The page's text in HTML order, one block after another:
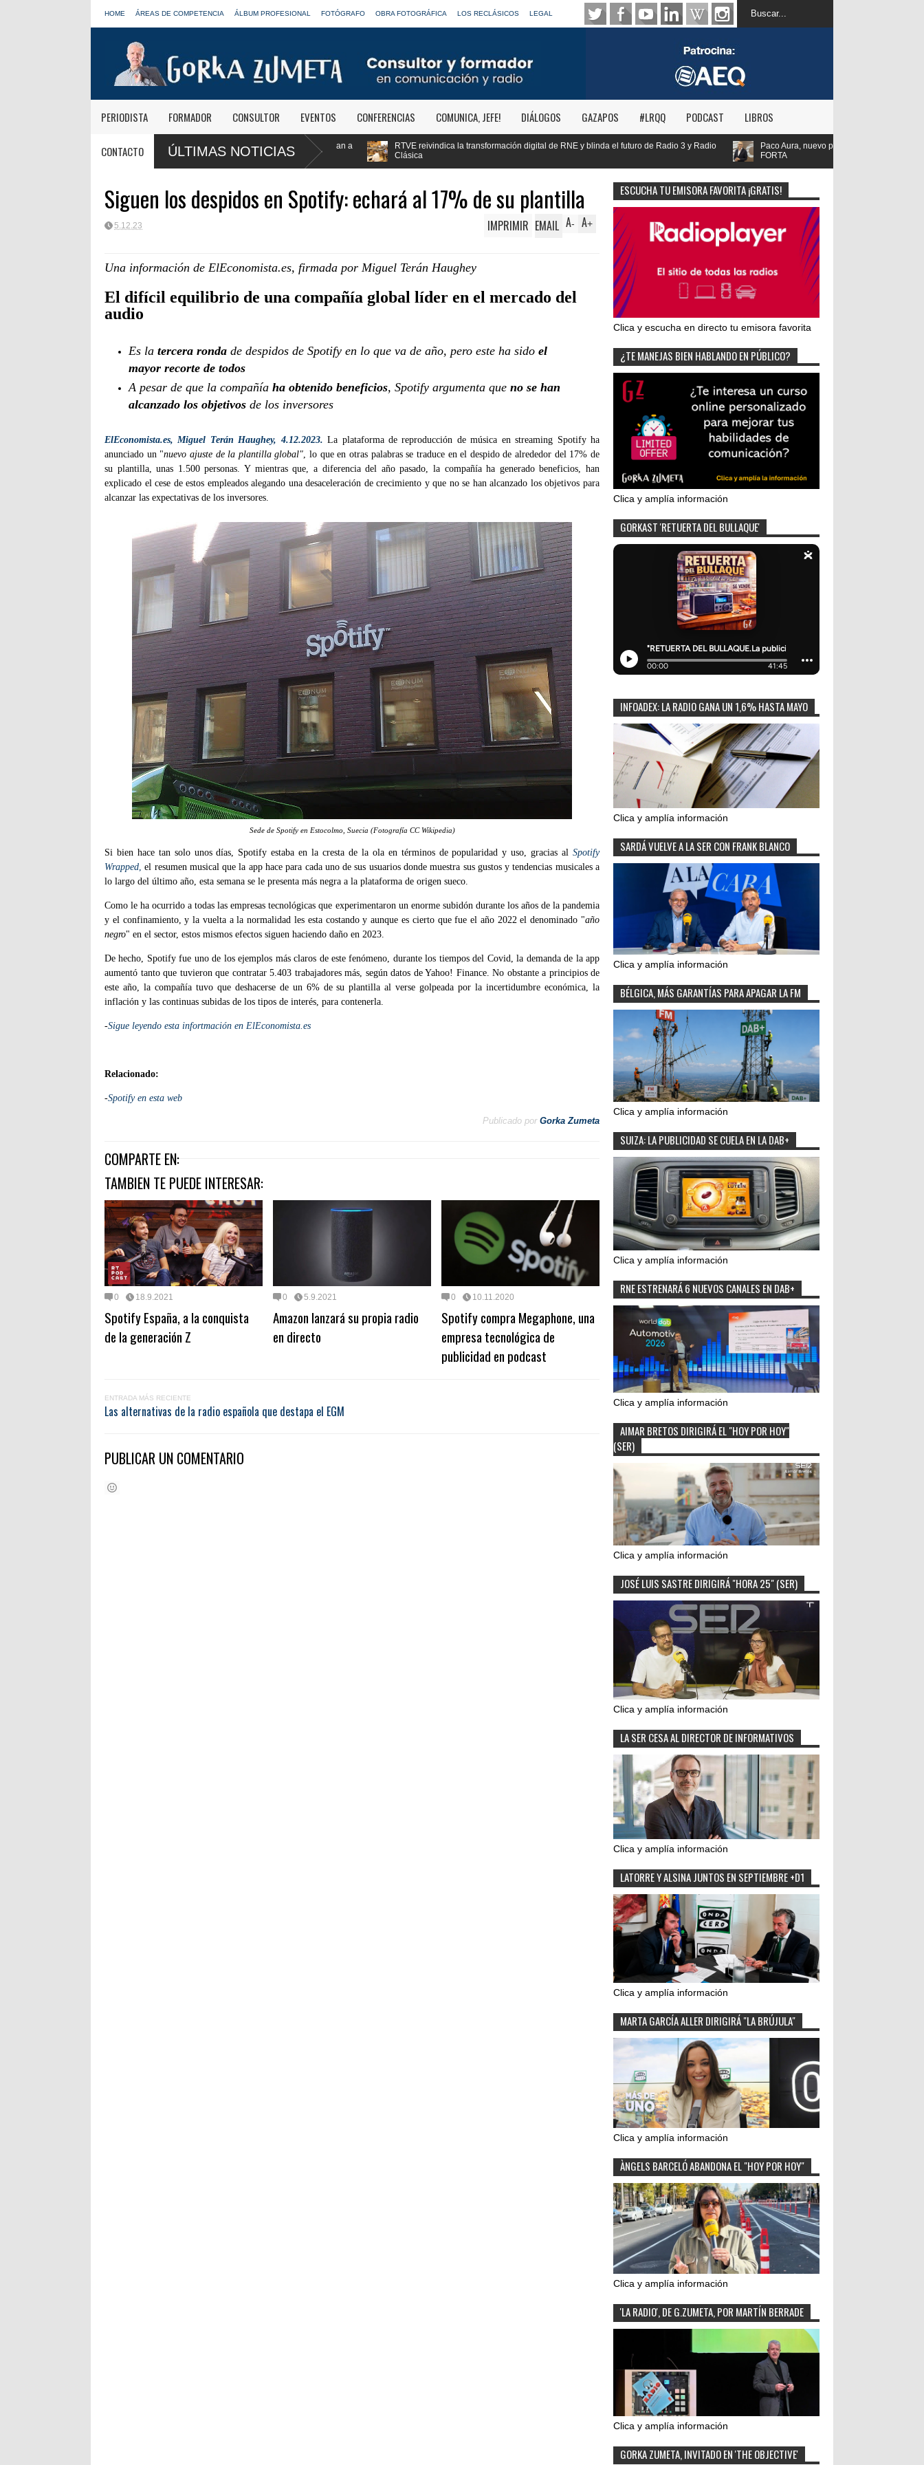
HOME ÁREAS DE COMPETENCIA ÁLBUM PROFESIONAL FOTÓGRAFO OBRA FOTOGRÁFICA LOS RECLÁSICOS LEGAL
PERIODISTA FORMADOR CONSULTOR EVENTOS CONFERENCIAS COMUNICA, JEFE! DIÁLOGOS GAZAPOS #LRQQ PODCAST LIBROS
CONTACTO ÚLTIMAS NOTICIAS
Ortega, Yolanda Valencia y Frank Blanco regresan a
RTVE reivindica la transformación digital de RNE y blinda el futuro de Radio 3 y Radio
Clásica
Paco Aura, nuevo presidente de
Siguen los despidos en Spotify: echará al 17% de su plantilla
5.12.23 A+
A-
IMPRIMIR EMAIL
Una información de ElEconomista.es, firmada por Miguel Terán Haughey
El difícil equilibrio de una compañía global líder en el mercado del
audio
Es la tercera ronda de despidos de Spotify en lo que va de año, pero este ha sido el
mayor recorte de todos
A pesar de que la compañía ha obtenido beneficios, Spotify argumenta que no se han
alcanzado los objetivos de los inversores
ElEconomista.es,Miguel Terán Haughey, 4.12.2023. La plataforma de reproducción de música en streaming Spotify ha
anunciado un "nuevo ajuste de la plantilla global", lo que en otras palabras se traduce en el despido de alrededor del 17% de
su plantilla, unas 1.500 personas. Y mientras que, a diferencia del año pasado, la compañía ha generado beneficios, han
explicado el cese de estos empleados alegando una desaceleración de crecimiento y que no se han alcanzado los objetivos para
alcanzar las expectativas de los inversores.
Sede de Spotify en Estocolmo, Suecia (Fotografía CC Wikipedia)
Si bien hace tan solo unos días, Spotify estaba en la cresta de la ola en términos de popularidad y uso, gracias al Spotify
Wrapped, el resumen musical que la app hace para cada uno de sus usuarios donde muestra sus gustos y tendencias musicales a
lo largo del último año, esta semana se le presenta más negra a la plataforma de origen sueco.
Como le ha ocurrido a todas las empresas tecnológicas que experimentaron un enorme subidón durante los años de la pandemia
y el confinamiento, y la vuelta a la normalidad les esta costando y aunque es cierto que fue el año 2022 el denominado "año
negro" en el sector, estos mismos efectos siguen haciendo daño en 2023.
De hecho, Spotify fue uno de los ejemplos más claros de este fenómeno, durante los tiempos del Covid, la demanda de la app
aumentó tanto que tuvieron que contratar 5.403 trabajadores más, según datos de Yahoo! Finance. No obstante a principios de
este año, la compañía tuvo que deshacerse de un 6% de su plantilla al verse golpeada por la incertidumbre económica, la
inflación y las continuas subidas de los tipos de interés, para contenerla.
-Sigue leyendo esta infortmación en ElEconomista.es
Relacionado:
-Spotify en esta web
Publicado por Gorka Zumeta
COMPARTE EN:
TAMBIEN TE PUEDE INTERESAR:
0 18.9.2021
Spotify España, a la conquista
de la generación Z
0 5.9.2021
Amazon lanzará su propia radio
en directo
0 10.11.2020
Spotify compra Megaphone, una
empresa tecnológica de
publicidad en podcast
ENTRADA MÁS RECIENTE
Las alternativas de la radio española que destapa el EGM
PUBLICAR UN COMENTARIO
ESCUCHA TU EMISORA FAVORITA ¡GRATIS!
Clica y escucha en directo tu emisora favorita
¿TE MANEJAS BIEN HABLANDO EN PÚBLICO?
Clica y amplía información
GORKAST 'RETUERTA DEL BULLAQUE'
INFOADEX: LA RADIO GANA UN 1,6% HASTA MAYO
Clica y amplía información
SARDÁ VUELVE A LA SER CON FRANK BLANCO
Clica y amplía información
BÉLGICA, MÁS GARANTÍAS PARA APAGAR LA FM
Clica y amplía información
SUIZA: LA PUBLICIDAD SE CUELA EN LA DAB+
Clica y amplía información
RNE ESTRENARÁ 6 NUEVOS CANALES EN DAB+
Clica y amplía información
AIMAR BRETOS DIRIGIRÁ EL "HOY POR HOY"
(SER)
Clica y amplía información
JOSÉ LUIS SASTRE DIRIGIRÁ "HORA 25" (SER)
Clica y amplía información
LA SER CESA AL DIRECTOR DE INFORMATIVOS
Clica y amplía información
LATORRE Y ALSINA JUNTOS EN SEPTIEMBRE +D1
Clica y amplía información
MARTA GARCÍA ALLER DIRIGIRÁ "LA BRÚJULA"
Clica y amplía información
ÀNGELS BARCELÓ ABANDONA EL "HOY POR HOY"
Clica y amplía información
'LA RADIO', DE G.ZUMETA, POR MARTÍN BERRADE
Clica y amplía información
GORKA ZUMETA, INVITADO EN 'THE OBJECTIVE'